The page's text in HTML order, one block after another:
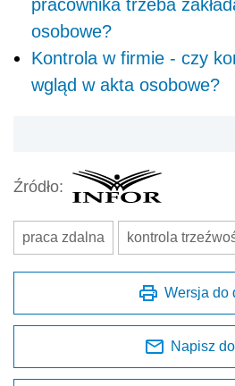
pracownika trzeba
osobowe?
Kontrola w firmie - czy
wgląd w akta osobowe?
Źródło:
praca zdalna kontrola
Wersja do
Napisz